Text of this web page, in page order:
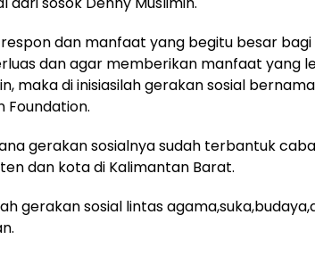
dan manfaat yang begitu besar
dan agar memberikan manfaat yang
maka di inisiasilah gerakan sosial
Foundation.
gerakan sosialnya sudah terbantuk
dan kota di Kalimantan Barat.
gerakan sosial lintas